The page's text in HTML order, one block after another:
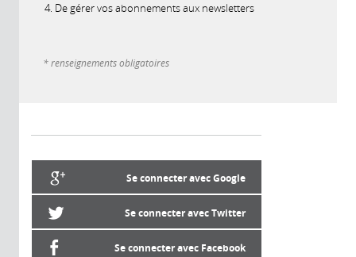
De gérer vos abonnements aux newsletters
* renseignements obligatoires
Se connecter avec Google
Se connecter avec Twitter
Se connecter avec Facebook